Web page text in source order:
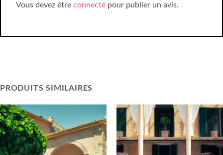
Vous devez être connecté pour publier un avis.
PRODUITS SIMILAIRES